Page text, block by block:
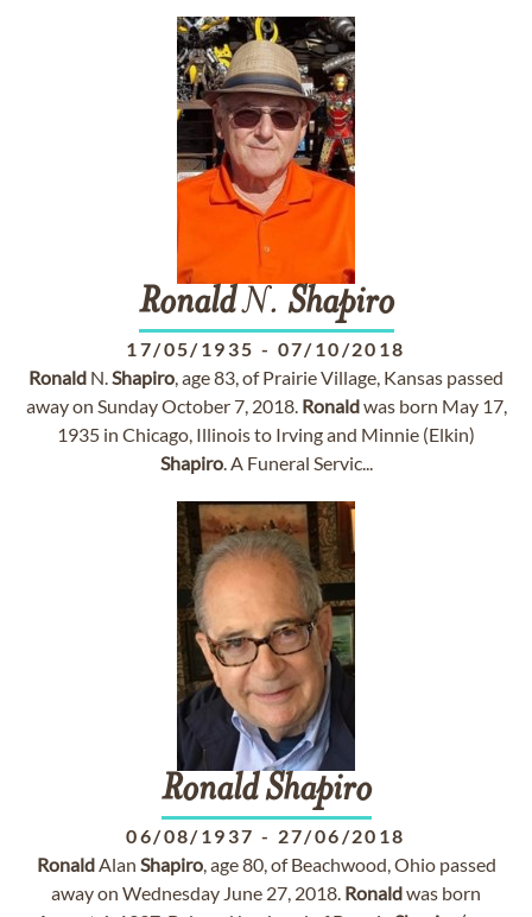
RonaldN. Shapiro
17/05/1935 - 07/10/2018
Ronald N.Shapiro, age 83, of Prairie Village, Kansas passed
away on Sunday October 7, 2018. Ronaldwas born May 17,
1935 in Chicago, Illinois to Irving and Minnie (Elkin)
Shapiro. A Funeral Servic...
Ronald Shapiro
06/08/1937 - 27/06/2018
RonaldAlan Shapiro, age 80, of Beachwood, Ohio passed
away on Wednesday June 27, 2018. Ronaldwas born